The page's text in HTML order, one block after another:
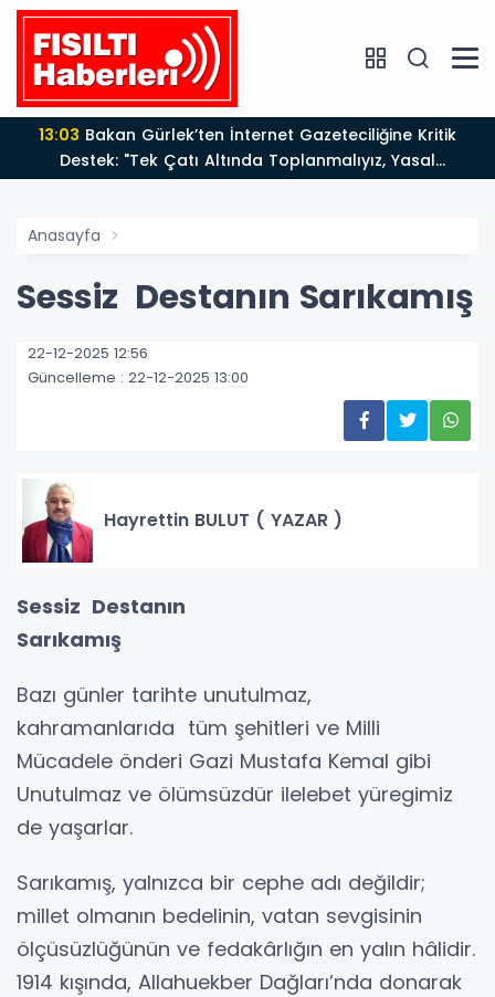
13:03
Destek: "Tek Çatı Altında Toplanmalıyız, Yasal
Düzenlemeye Hazırız"
Anasayfa
Sessiz Destanın Sarıkamış
22-12-2025 12:56
Güncelleme : 22-12-2025 13:00
Hayrettin BULUT ( YAZAR )
Sessiz Destanın
Sarıkamış
Bazı günler tarihte unutulmaz,
kahramanlarıda tüm şehitleri ve Milli
Mücadele önderi Gazi Mustafa Kemal gibi
Unutulmaz ve ölümsüzdür ilelebet yüregimiz
de yaşarlar.
Sarıkamış, yalnızca bir cephe adı değildir;
millet olmanın bedelinin, vatan sevgisinin
ölçüsüzlüğünün ve fedakârlığın en yalın hâlidir.
1914 kışında, Allahuekber Dağları’nda donarak